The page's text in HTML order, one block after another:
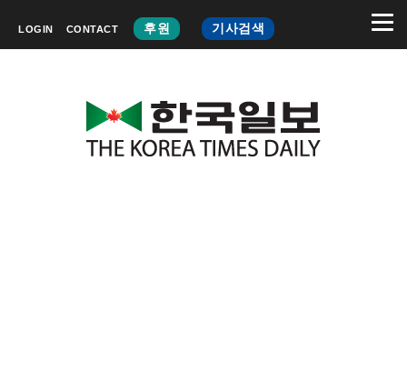
LOGIN CONTACT 후원 기사검색